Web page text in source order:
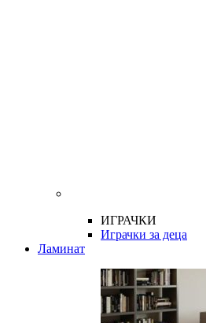
ИГРАЧКИ
Играчки за деца
Ламинат